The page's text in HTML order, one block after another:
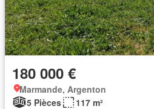
180 000 €
Marmande, Argenton
5 Pièces
117 m²